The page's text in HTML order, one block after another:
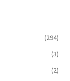
(294)
(3)
(2)